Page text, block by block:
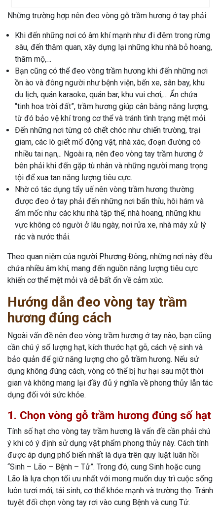
Những trường hợp nên đeo vòng gỗ trầm hương ở tay phải:
Khi đến những nơi có âm khí mạnh như đi đêm trong rừng
sâu, đến thăm quan, xây dựng lại những khu nhà bỏ hoang,
thăm mộ,…
Bạn cũng có thể đeo vòng trầm hương khi đến những nơi
ồn ào và đông người như bệnh viện, bến xe, sân bay, khu
du lịch, quán karaoke, quán bar, khu vui chơi,… Ẩn chứa
“tinh hoa trời đất”, trầm hương giúp cân bằng năng lượng,
từ đó bảo vệ khí trong cơ thể và tránh tình trạng mệt mỏi.
Đến những nơi từng có chết chóc như chiến trường, trại
giam, các lò giết mổ động vật, nhà xác, đoạn đường có
nhiều tai nạn,.. Ngoài ra, nên đeo vòng tay trầm hương ở
bên phải khi đến gặp tù nhân và những người mang trọng
tội để xua tan năng lượng tiêu cực.
Nhờ có tác dụng tẩy uế nên vòng trầm hương thường
được đeo ở tay phải đến những nơi bẩn thỉu, hôi hám và
ẩm mốc như các khu nhà tập thể, nhà hoang, những khu
vực không có người ở lâu ngày, nơi rửa xe, nhà máy xử lý
rác và nước thải.
Theo quan niệm của người Phương Đông, những nơi này đều
chứa nhiều âm khí, mang đến nguồn năng lượng tiêu cực
khiến cơ thể mệt mỏi và dễ bất ổn về cảm xúc.
Hướng dẫn đeo vòng tay trầm
hương đúng cách
Ngoài vấn đề nên đeo vòng trầm hương ở tay nào, bạn cũng
cần chú ý số lượng hạt, kích thước hạt gỗ, cách vệ sinh và
bảo quản để giữ năng lượng cho gỗ trầm hương. Nếu sử
dụng không đúng cách, vòng có thể bị hư hại sau một thời
gian và không mang lại đầy đủ ý nghĩa về phong thủy lẫn tác
dụng đối với sức khỏe.
1. Chọn vòng gỗ trầm hương đúng số hạt
Tính số hạt cho vòng tay trầm hương là vấn đề cần phải chú
ý khi có ý định sử dụng vật phẩm phong thủy này. Cách tính
được áp dụng phổ biến nhất là dựa trên quy luật luân hồi
“Sinh – Lão – Bệnh – Tử”. Trong đó, cung Sinh hoặc cung
Lão là lựa chọn tối ưu nhất với mong muốn duy trì cuộc sống
luôn tươi mới, tái sinh, cơ thể khỏe mạnh và trường thọ. Tránh
tuyệt đối chọn vòng tay rơi vào cung Bệnh và cung Tử.